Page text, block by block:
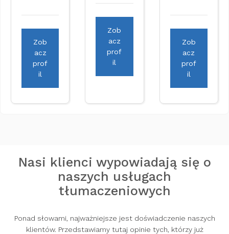
Zob
acz
prof
il
Zob
acz
prof
il
Zob
acz
prof
il
Nasi klienci wypowiadają się o
naszych usługach
tłumaczeniowych
Ponad słowami, najważniejsze jest doświadczenie naszych
klientów. Przedstawiamy tutaj opinie tych, którzy już